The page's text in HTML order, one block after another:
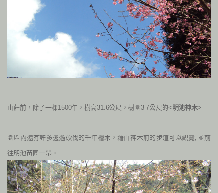
山莊前，除了一棵1500年，樹高31.6公尺，樹圍 3.7公尺的<明池神木>
園 區內還有許多逃過砍伐的千年檜木，藉由神木前的步道可以觀覽, 並前
往明池苗圃一帶 。